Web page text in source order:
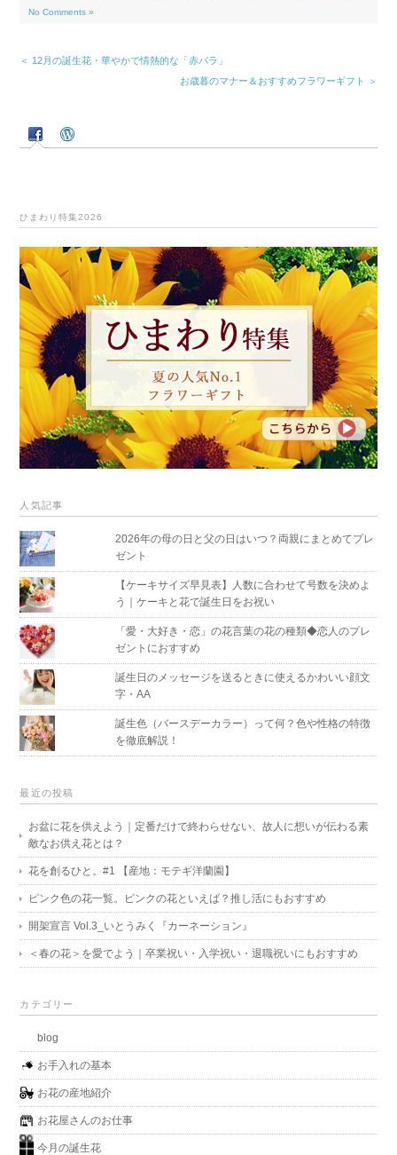
No Comments »
＜ 12月の誕生花・華やかで情熱的な「赤バラ」
お歳暮のマナー＆おすすめフラワーギフト ＞
ひまわり特集2026
人気記事
2026年の母の日と父の日はいつ？両親にまとめてプレ
ゼント
【ケーキサイズ早見表】人数に合わせて号数を決めよ
う｜ケーキと花で誕生日をお祝い
「愛・大好き・恋」の花言葉の花の種類◆恋人のプレ
ゼントにおすすめ
誕生日のメッセージを送るときに使えるかわいい顔文
字・AA
誕生色（バースデーカラー）って何？色や性格の特徴
を徹底解説！
最近の投稿
お盆に花を供えよう｜定番だけで終わらせない、故人に想いが伝わる素
敵なお供え花とは？
花を創るひと。#1 【産地：モテギ洋蘭園】
ピンク色の花一覧。ピンクの花といえば？推し活にもおすすめ
開架宣言 Vol.3_いとうみく『カーネーション』
＜春の花＞を愛でよう｜卒業祝い・入学祝い・退職祝いにもおすすめ
カテゴリー
blog
お手入れの基本
お花の産地紹介
お花屋さんのお仕事
今月の誕生花